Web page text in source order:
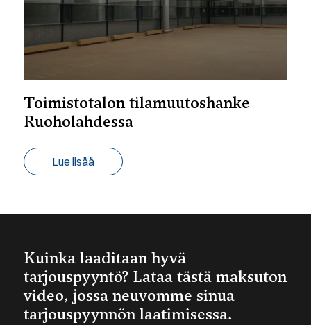
Toimistotalon tilamuutoshanke
Ruoholahdessa
Lue lisää
Kuinka laaditaan hyvä
tarjouspyyntö? Lataa tästä maksuton
video, jossa neuvomme sinua
tarjouspyynnön laatimisessa.